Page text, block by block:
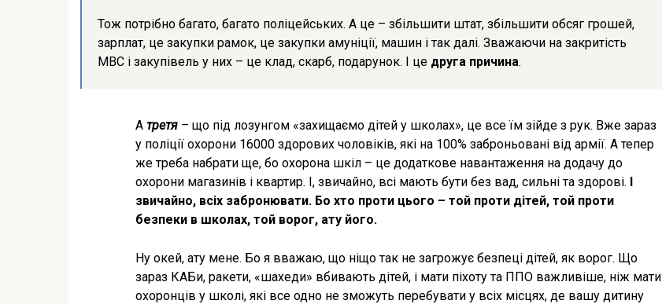
Тож потрібно багато, багато поліцейських. А це – збільшити штат, збільшити обсяг грошей,
зарплат, це закупки рамок, це закупки амуніції, машин і так далі. Зважаючи на закритість
МВС і закупівель у них – це клад, скарб, подарунок. І це друга причина.
А третя – що під лозунгом «захищаємо дітей у школах», це все їм зійде з рук. Вже зараз
у поліції охорони 16000 здорових чоловіків, які на 100% заброньовані від армії. А тепер
же треба набрати ще, бо охорона шкіл – це додаткове навантаження на додачу до
охорони магазинів і квартир. І, звичайно, всі мають бути без вад, сильні та здорові. І
звичайно, всіх забронювати. Бо хто проти цього – той проти дітей, той проти
безпеки в школах, той ворог, ату його.
Ну окей, ату мене. Бо я вважаю, що ніщо так не загрожує безпеці дітей, як ворог. Що
зараз КАБи, ракети, «шахеди» вбивають дітей, і мати піхоту та ППО важливіше, ніж мати
охоронців у школі, які все одно не зможуть перебувати у всіх місцях, де вашу дитину